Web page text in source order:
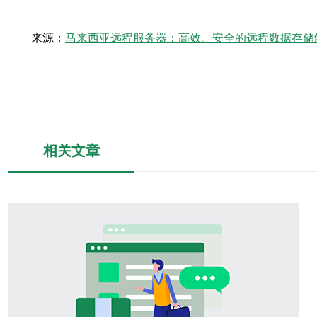
来源： 马来西亚远程服务器：高效、安全的远程数据存储
相关文章